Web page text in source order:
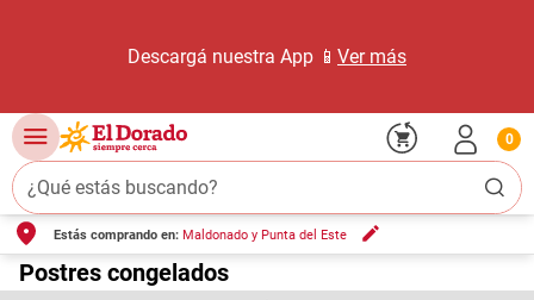
Descargá nuestra App 📱 Ver más
¿Qué estás buscando?
0
Estás comprando en: Maldonado y Punta del Este
Postres congelados
TÉRMINOS MÁS BUSCADOS